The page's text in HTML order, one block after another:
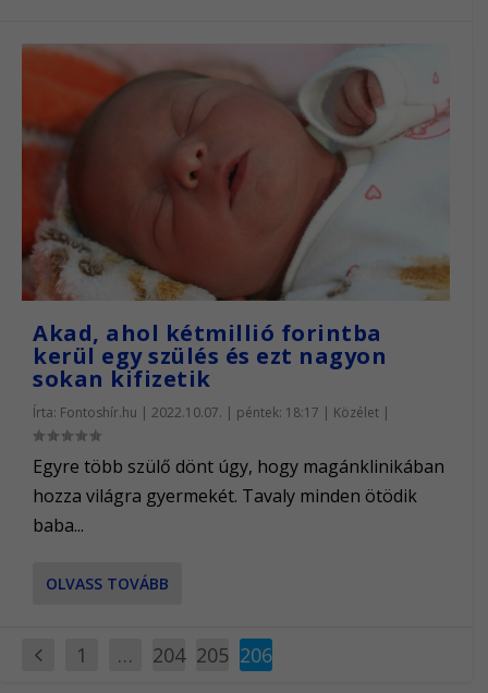
Akad, ahol kétmillió forintba
kerül egy szülés és ezt nagyon
sokan kifizetik
Írta: Fontoshír.hu | 2022.10.07. | péntek: 18:17 | Közélet |
Egyre több szülő dönt úgy, hogy magánklinikában
hozza világra gyermekét. Tavaly minden ötödik
baba...
OLVASS TOVÁBB
1 … 204 205 206